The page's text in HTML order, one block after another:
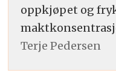
oppkjøpet og
Terje Pedersen